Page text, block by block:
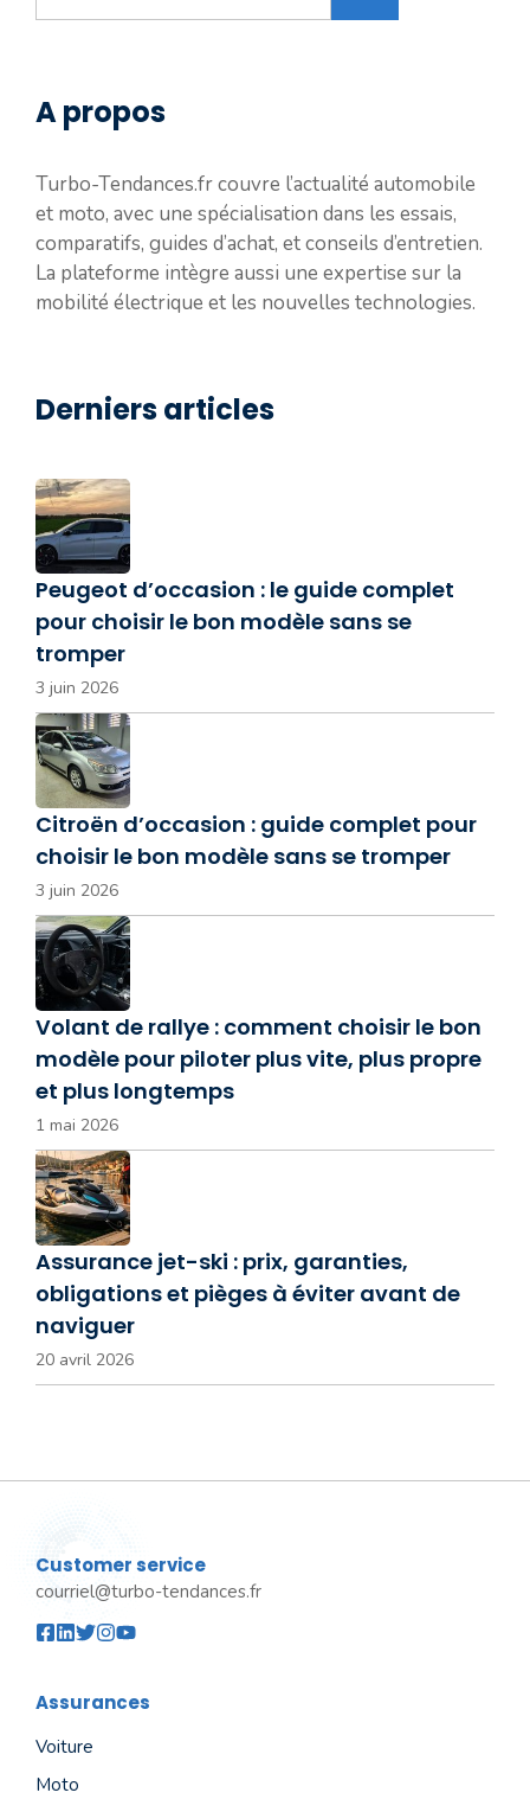
A propos
Turbo-Tendances.fr couvre l’actualité automobile
et moto, avec une spécialisation dans les essais,
comparatifs, guides d’achat, et conseils d’entretien.
La plateforme intègre aussi une expertise sur la
mobilité électrique et les nouvelles technologies.
Derniers articles
Peugeot d’occasion : le guide complet
pour choisir le bon modèle sans se
tromper
3 juin 2026
Citroën d’occasion : guide complet pour
choisir le bon modèle sans se tromper
3 juin 2026
Volant de rallye : comment choisir le bon
modèle pour piloter plus vite, plus propre
et plus longtemps
1 mai 2026
Assurance jet-ski : prix, garanties,
obligations et pièges à éviter avant de
naviguer
20 avril 2026
Customer service
courriel@turbo-tendances.fr
Assurances
Voiture
Moto